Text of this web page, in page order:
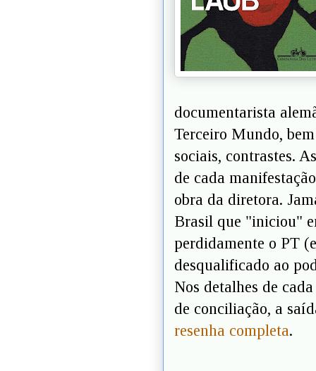
documentarista
Terceiro Mundo,
sociais, contrastes.
de cada
obra da diretora.
Brasil que "iniciou"
perdidamente o PT
desqualificado ao
Nos detalhes de
de conciliação, a
resenha completa.